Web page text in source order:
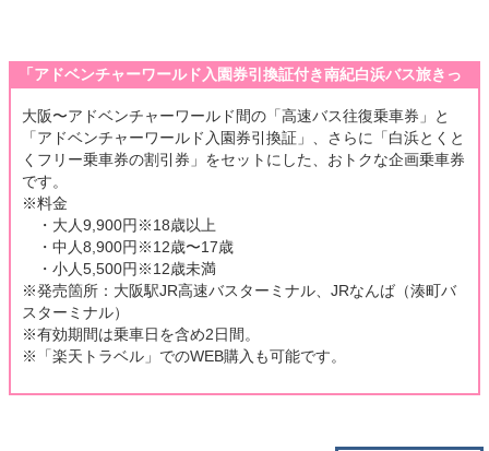
「アドベンチャーワールド入園券引換証付き南紀白浜バス旅きっ
⼤阪〜アドベンチャーワールド間の「⾼速バス往復乗⾞券」と
「アドベンチャーワールド⼊園券引換証」、さらに「⽩浜とくと
くフリー乗⾞券の割引券」をセットにした、おトクな企画乗⾞券
です。
※料⾦
・⼤⼈9,900円※18歳以上
・中⼈8,900円※12歳〜17歳
・⼩⼈5,500円※12歳未満
※発売箇所：⼤阪駅JR⾼速バスターミナル、JRなんば（湊町バ
スターミナル）
※有効期間は乗⾞⽇を含め2⽇間。
※「楽天トラベル」でのWEB購⼊も可能です。